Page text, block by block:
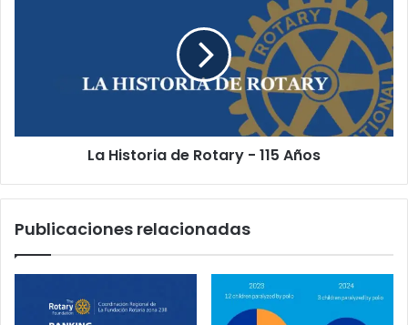
La Historia de Rotary - 115 Años
Publicaciones relacionadas